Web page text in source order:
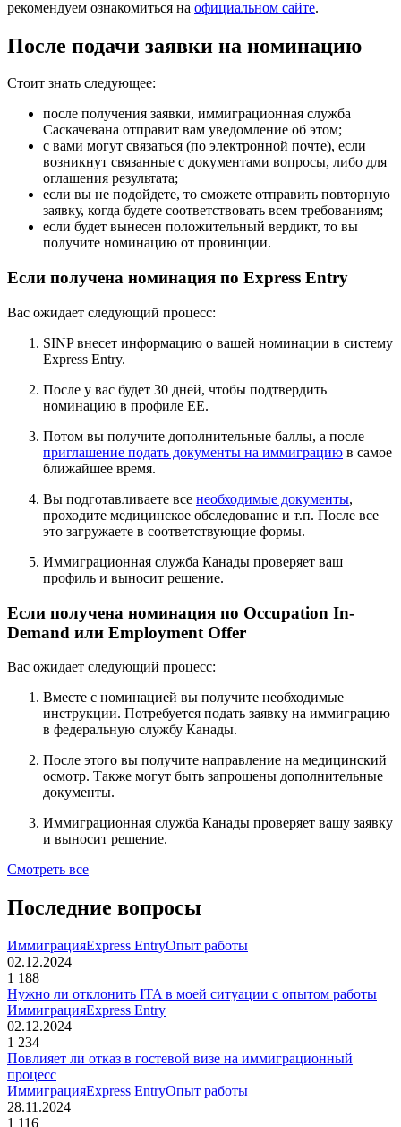
рекомендуем ознакомиться на официальном сайте.
После подачи заявки на номинацию
Стоит знать следующее:
после получения заявки, иммиграционная служба
Саскачевана отправит вам уведомление об этом;
с вами могут связаться (по электронной почте), если
возникнут связанные с документами вопросы, либо для
оглашения результата;
если вы не подойдете, то сможете отправить повторную
заявку, когда будете соответствовать всем требованиям;
если будет вынесен положительный вердикт, то вы
получите номинацию от провинции.
Если получена номинация по Express Entry
Вас ожидает следующий процесс:
SINPвнесет информацию о вашей номинации в систему
Express Entry.
После у вас будет 30 дней, чтобы подтвердить
номинацию в профиле EE.
Потом вы получите дополнительные баллы, а после
приглашение подать документы на иммиграцию в самое
ближайшее время.
Вы подготавливаете все необходимые документы,
проходите медицинское обследование и т.п. После все
это загружаете в соответствующие формы.
Иммиграционная служба Канады проверяет ваш
профиль и выносит решение.
Если получена номинация по Occupation In-
Demand или Employment Offer
Вас ожидает следующий процесс:
Вместе с номинацией вы получите необходимые
инструкции. Потребуется подать заявку на иммиграцию
в федеральную службу Канады.
После этого вы получите направление на медицинский
осмотр. Также могут быть запрошены дополнительные
документы.
Иммиграционная служба Канады проверяет вашу заявку
и выносит решение.
Смотреть все
Последние вопросы
ИммиграцияExpress EntryОпыт работы
02.12.2024
1 188
Нужно ли отклонить ITA в моей ситуации с опытом работы
ИммиграцияExpress Entry
02.12.2024
1 234
Повлияет ли отказ в гостевой визе на иммиграционный
процесс
ИммиграцияExpress EntryОпыт работы
28.11.2024
1 116